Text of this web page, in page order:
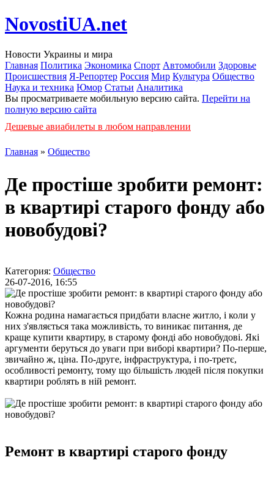
NovostiUA.net
Новости Украины и мира
Главная Политика Экономика Спорт Автомобили Здоровье
Происшествия Я-Репортер Россия Мир Культура Общество
Наука и техника Юмор Статьи Аналитика
Вы просматриваете мобильную версию сайта. Перейти на
полную версию сайта
Дешевые авиабилеты в любом направлении
Главная » Общество
Де простіше зробити ремонт:
в квартирі старого фонду або
новобудові?
Категория: Общество
26-07-2016, 16:55
Кожна родина намагається придбати власне житло, і коли у
них з'являється така можливість, то виникає питання, де
краще купити квартиру, в старому фонді або новобудові. Які
аргументи беруться до уваги при виборі квартири? По-перше,
звичайно ж, ціна. По-друге, інфраструктура, і по-третє,
особливості ремонту, тому що більшість людей після покупки
квартири роблять в ній ремонт.
Ремонт в квартирі старого фонду